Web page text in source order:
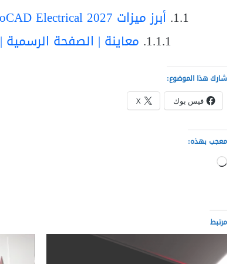
أبرز ميزات AutoCAD Electrical 2027:
معاينة | الصفحة الرسمية | Homepage
شارك هذا الموضوع:
فيس بوك X
معجب بهذه:
جاري
مرتبط